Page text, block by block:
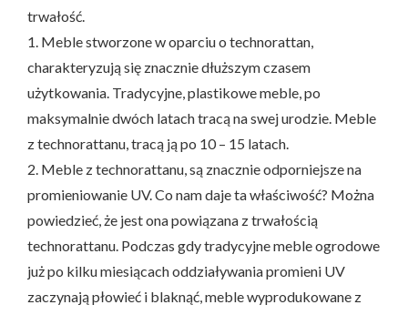
trwałość.
1. Meble stworzone w oparciu o technorattan,
charakteryzują się znacznie dłuższym czasem
użytkowania. Tradycyjne, plastikowe meble, po
maksymalnie dwóch latach tracą na swej urodzie. Meble
z technorattanu, tracą ją po 10 – 15 latach.
2. Meble z technorattanu, są znacznie odporniejsze na
promieniowanie UV. Co nam daje ta właściwość? Można
powiedzieć, że jest ona powiązana z trwałością
technorattanu. Podczas gdy tradycyjne meble ogrodowe
już po kilku miesiącach oddziaływania promieni UV
zaczynają płowieć i blaknąć, meble wyprodukowane z